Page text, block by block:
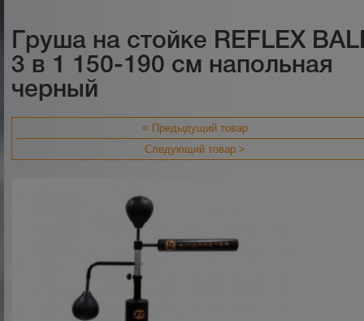
Груша на стойке REFLEX
3 в 1 150-190 см напольная
черный
< Предыдущий товар
Следующий товар >